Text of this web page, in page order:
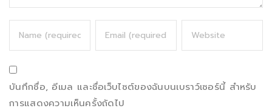
บันทึกชื่อ, อีเมล และชื่อเว็บไซต์ของฉันบนเบราว์เซอร์นี้ สำหรับ
การแสดงความเห็นครั้งถัดไป